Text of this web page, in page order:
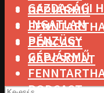
GÉPJÁRMŰ
PODCAST
KAPCSOLAT
GAZDASÁGI
INGATLAN
PÉNZÜGY
GÉPJÁRMŰ
PODCAST